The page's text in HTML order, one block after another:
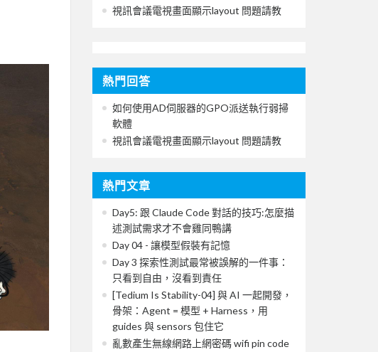
視訊會議電視畫面顯示layout 問題請教
熱門回答
如何使用AD伺服器的GPO派送執行弱掃
軟體
視訊會議電視畫面顯示layout 問題請教
熱門文章
Day5: 跟 Claude Code 對話的技巧:怎麼描
述測試需求才不會雞同鴨講
Day 04 - 讓模型假裝有記憶
Day 3 探索性測試最常被誤解的一件事：
只看到自由，沒看到責任
[Tedium Is Stability-04] 與 AI 一起開發，
骨架：Agent = 模型 + Harness，用
guides 與 sensors 包住它
亂數產生無線網路上網密碼 wifi pin code